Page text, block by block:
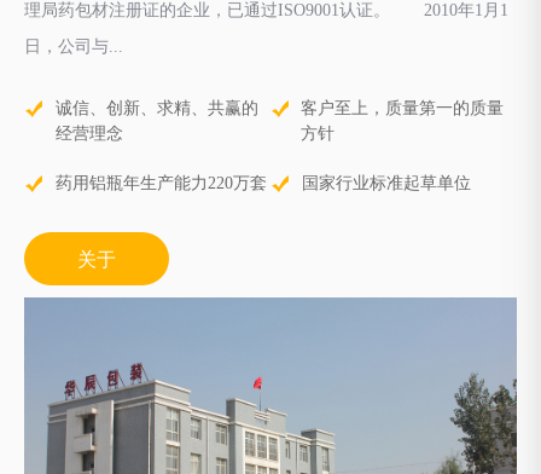
理局药包材注册证的企业，已通过ISO9001认证。 2010年1月1
日，公司与...
诚信、创新、求精、共赢的
经营理念
客户至上，质量第一的质量
方针
药用铝瓶年生产能力220万套 国家行业标准起草单位
关于